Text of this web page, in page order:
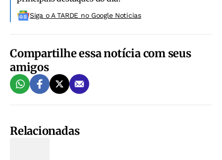
Siga o A TARDE no Google Noticias
Compartilhe essa notícia com seus
amigos
Relacionadas